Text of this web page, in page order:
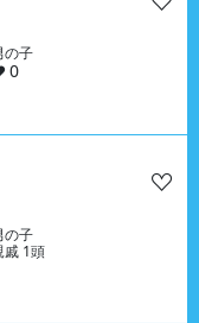
の子
0
の子
戚 1頭